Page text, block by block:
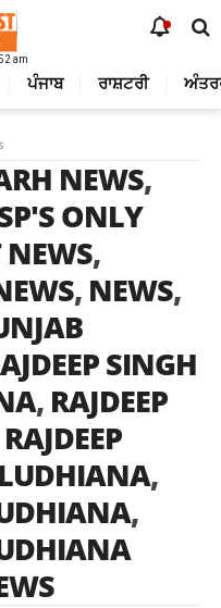
am
ਪੰਜਾਬ ਰਾਸ਼ਟਰੀ
NEWS,
ONLY
NEWS,
, NEWS,
SINGH
, RAJDEEP
RAJDEEP
,
,